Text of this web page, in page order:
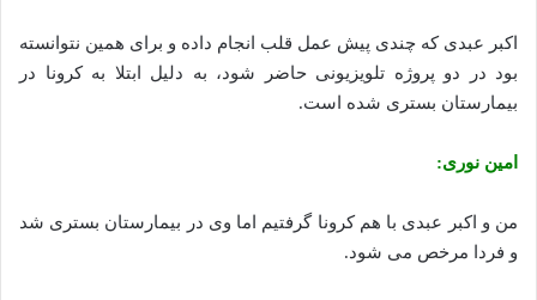
اکبر عبدی که چندی پیش عمل قلب انجام داده و برای همین نتوانسته
بود در دو پروژه تلویزیونی حاضر شود، به دلیل ابتلا به کرونا در
بیمارستان بستری شده است.
امین نوری:
من و اکبر عبدی با هم کرونا گرفتیم اما وی در بیمارستان بستری شد
و فردا مرخص می شود.